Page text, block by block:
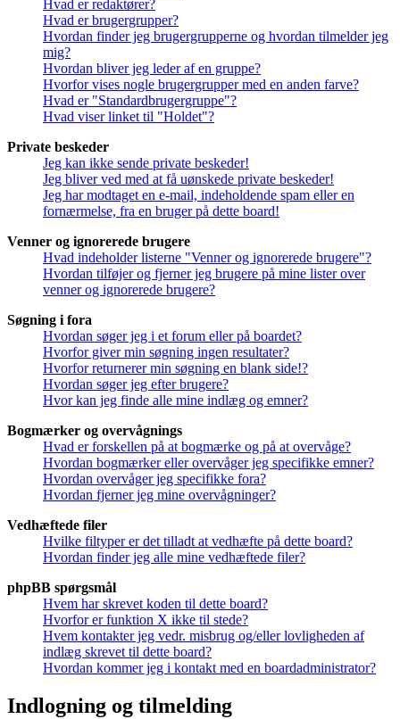
Hvad er redaktører?
Hvad er brugergrupper?
Hvordan finder jeg brugergrupperne og hvordan tilmelder jeg
mig?
Hvordan bliver jeg leder af en gruppe?
Hvorfor vises nogle brugergrupper med en anden farve?
Hvad er "Standardbrugergruppe"?
Hvad viser linket til "Holdet"?
Private beskeder
Jeg kan ikke sende private beskeder!
Jeg bliver ved med at få uønskede private beskeder!
Jeg har modtaget en e-mail, indeholdende spam eller en
fornærmelse, fra en bruger på dette board!
Venner og ignorerede brugere
Hvad indeholder listerne "Venner og ignorerede brugere"?
Hvordan tilføjer og fjerner jeg brugere på mine lister over
venner og ignorerede brugere?
Søgning i fora
Hvordan søger jeg i et forum eller på boardet?
Hvorfor giver min søgning ingen resultater?
Hvorfor returnerer min søgning en blank side!?
Hvordan søger jeg efter brugere?
Hvor kan jeg finde alle mine indlæg og emner?
Bogmærker og overvågnings
Hvad er forskellen på at bogmærke og på at overvåge?
Hvordan bogmærker eller overvåger jeg specifikke emner?
Hvordan overvåger jeg specifikke fora?
Hvordan fjerner jeg mine overvågninger?
Vedhæftede filer
Hvilke filtyper er det tilladt at vedhæfte på dette board?
Hvordan finder jeg alle mine vedhæftede filer?
phpBB spørgsmål
Hvem har skrevet koden til dette board?
Hvorfor er funktion X ikke til stede?
Hvem kontakter jeg vedr. misbrug og/eller lovligheden af
indlæg skrevet til dette board?
Hvordan kommer jeg i kontakt med en boardadministrator?
Indlogning og tilmelding